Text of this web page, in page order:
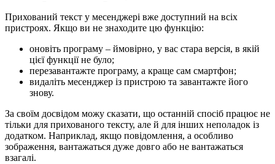
Прихований текст у месенджері вже доступний на всіх
пристроях. Якщо ви не знаходите цю функцію:
оновіть програму – ймовірно, у вас стара версія, в якій
цієї функції не було;
перезавантажте програму, а краще сам смартфон;
видаліть месенджер із пристрою та завантажте його
знову.
За своїм досвідом можу сказати, що останній спосіб працює не
тільки для прихованого тексту, але й для інших неполадок із
додатком. Наприклад, якщо повідомлення, а особливо
зображення, вантажаться дуже довго або не вантажаться
взагалі.